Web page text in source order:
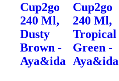
Cup2go
240 Ml,
Dusty
Brown -
Aya&ida
Cup2go
240 Ml,
Tropical
Green -
Aya&ida